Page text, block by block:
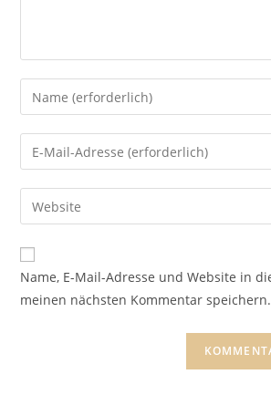
Gib
deinen
Namen
oder
zum
Kommentieren
ein
Gib
deine
E-
Mail-
zum
Kommentieren
ein
Gib
deine
Website-
URL
Name, E-Mail-Adresse und Website in
meinen nächsten Kommentar speichern.